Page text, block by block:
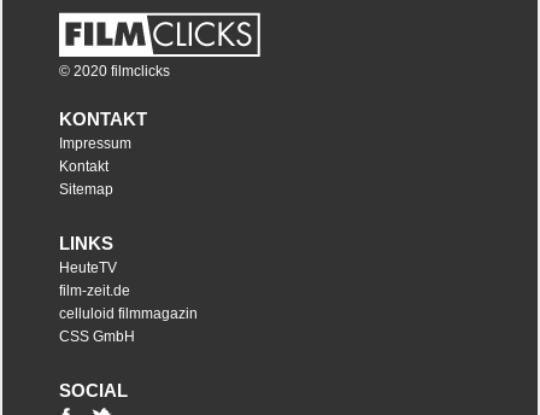
© 2020 filmclicks
KONTAKT
Impressum
Kontakt
Sitemap
LINKS
HeuteTV
film-zeit.de
celluloid filmmagazin
CSS GmbH
SOCIAL